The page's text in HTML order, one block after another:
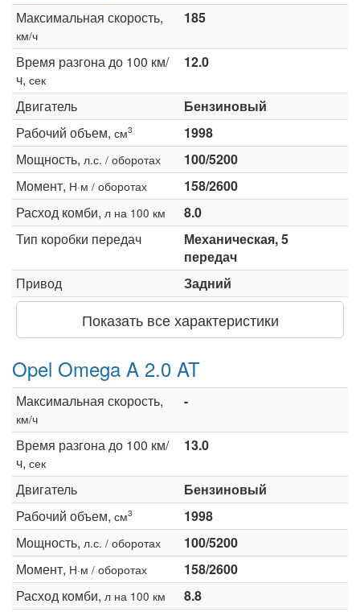
Максимальная скорость,
км/ч
185
Время разгона до 100 км/
ч, сек
12.0
Двигатель
Бензиновый
Рабочий объем, см3
1998
Мощность, л.с. / оборотах
100/5200
Момент, Н·м / оборотах
158/2600
Расход комби, л на 100 км
8.0
Тип коробки передач
Механическая, 5
передач
Привод
Задний
Показать все характеристики
Opel Omega A 2.0 AT
Максимальная скорость,
км/ч
-
Время разгона до 100 км/
ч, сек
13.0
Двигатель
Бензиновый
Рабочий объем, см3
1998
Мощность, л.с. / оборотах
100/5200
Момент, Н·м / оборотах
158/2600
Расход комби, л на 100 км 8.8